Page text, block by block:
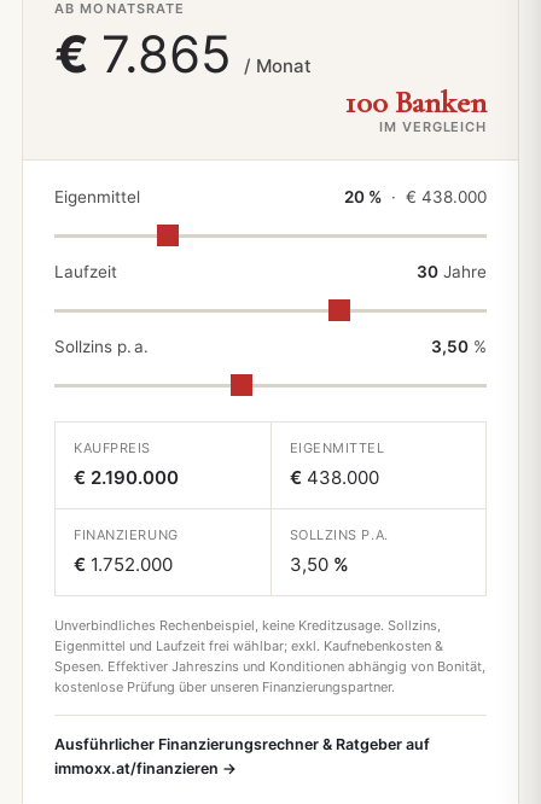
AB MONATSRATE
€ 7.865 / Monat
100 Banken
IM VERGLEICH
Eigenmittel 20 % · € 438.000
Laufzeit 30 Jahre
Sollzins p. a. 3,50 %
KAUFPREIS
€ 2.190.000
EIGENMITTEL
€ 438.000
FINANZIERUNG
€ 1.752.000
SOLLZINS P.A.
3,50%
Unverbindliches Rechenbeispiel, keine Kreditzusage. Sollzins,
Eigenmittel und Laufzeit frei wählbar; exkl. Kaufnebenkosten &
Spesen. Effektiver Jahreszins und Konditionen abhängig von Bonität,
kostenlose Prüfung über unseren Finanzierungspartner.
Ausführlicher Finanzierungsrechner & Ratgeber auf
immoxx.at/finanzieren →